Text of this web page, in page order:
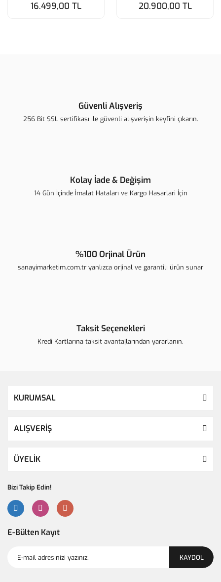
16.499,00 TL 20.900,00 TL
Güvenli Alışveriş
256 Bit SSL sertifikası ile güvenli alışverişin keyfini çıkarın.
Kolay İade & Değişim
14 Gün İçinde İmalat Hataları ve Kargo Hasarlari İçin
%100 Orjinal Ürün
sanayimarketim.com.tr yanlızca orjinal ve garantili ürün sunar
Taksit Seçenekleri
Kredi Kartlarına taksit avantajlarından yararlanın.
KURUMSAL
ALIŞVERİŞ
ÜYELİK
Bizi Takip Edin!
E-Bülten Kayıt
KAYDOL